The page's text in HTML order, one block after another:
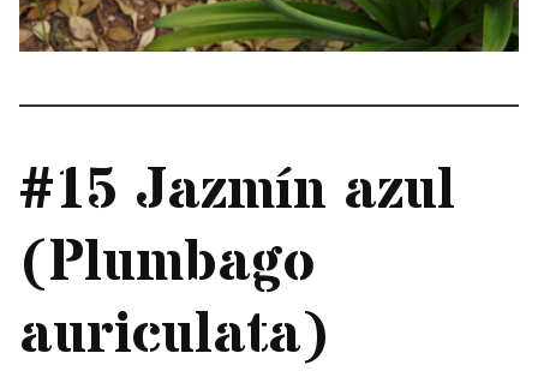
#15 Jazmín azul
(Plumbago
auriculata)